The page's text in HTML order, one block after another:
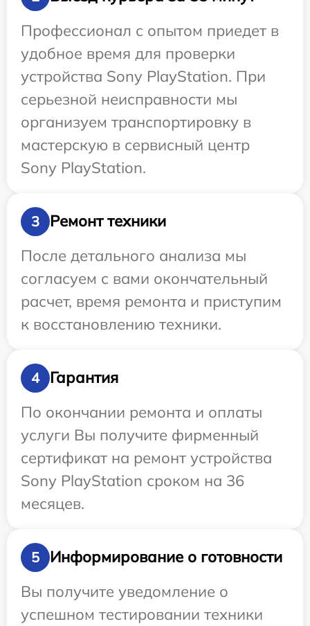
Профессионал с опытом приедет в
удобное время для проверки
устройства Sony PlayStation. При
серьезной неисправности мы
организуем транспортировку в
мастерскую в сервисный центр
Sony PlayStation.
3
Ремонт техники
После детального анализа мы
согласуем с вами окончательный
расчет, время ремонта и приступим
к восстановлению техники.
4
Гарантия
По окончании ремонта и оплаты
услуги Вы получите фирменный
сертификат на ремонт устройства
Sony PlayStation сроком на 36
месяцев.
5
Информирование о готовности
Вы получите уведомление о
успешном тестировании техники